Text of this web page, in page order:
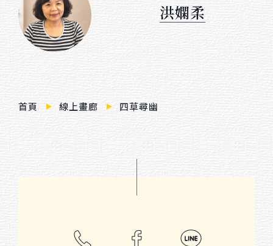
$ 20,000 － $ 30,000
$ 30,000 － $ 50,000
$ 100,000 －
洪嫻柔
首頁 線上畫廊 四草尋幽